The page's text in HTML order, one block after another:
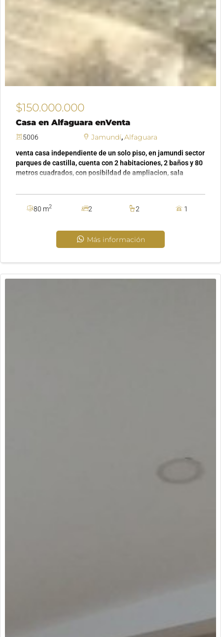
$150.000.000
Casa en Alfaguara enVenta
5006 Jamundí,Alfaguara
venta casa independiente de un solo piso, en jamundi sector
parques de castilla, cuenta con 2 habitaciones, 2 baños y 80
metros cuadrados, con posibildad de ampliacion, sala
cuenta con un parqueadero cubierto en antejardin.
remodela a tu gusto, no pierdas la oportunidad de hacer de
esta casa tu nuevo hogar. ¡contáctanos para más
80 m2 2 2 1
Más información